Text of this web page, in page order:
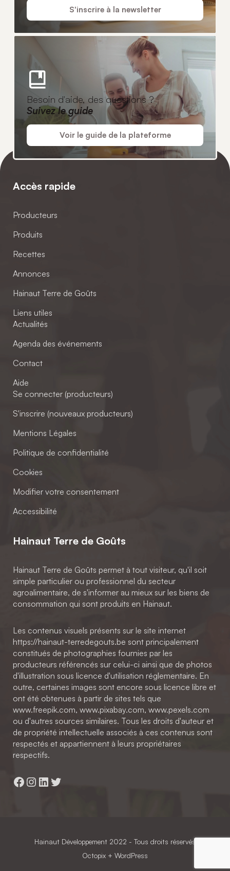
S'inscrire à la newsletter
Besoin d'aide, des questions ?
Suivez le guide
Voir le guide de la plateforme
Accès rapide
Producteurs
Produits
Recettes
Annonces
Hainaut Terre de Goûts
Liens utiles
Actualités
Agenda des événements
Contact
Aide
Se connecter (producteurs)
S'inscrire (nouveaux producteurs)
Mentions Légales
Politique de confidentialité
Cookies
Modifier votre consentement
Accessibilité
Hainaut Terre de Goûts
Hainaut Terre de Goûts permet à tout visiteur, qu'il soit
simple particulier ou professionnel du secteur
agroalimentaire, de s'informer au mieux sur les biens de
consommation qui sont produits en Hainaut.
Les contenus visuels présents sur le site internet
https://hainaut-terredegouts.be sont principalement
constitués de photographies fournies par les
producteurs référencés sur celui-ci ainsi que de photos
d'illustration sous licence d'utilisation réglementaire. En
outre, certaines images sont encore sous licence libre et
ont été obtenues à partir de sites tels que
www.freepik.com, www.pixabay.com, www.pexels.com
ou d'autres sources similaires. Tous les droits d'auteur et
de propriété intellectuelle associés à ces contenus sont
respectés et appartiennent à leurs propriétaires
respectifs.
Facebook
Instagram
LinkedIn
Twitter
Hainaut Développement 2022 - Tous droits réservés
Octopix + WordPress